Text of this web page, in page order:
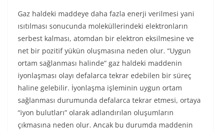
Gaz haldeki maddeye daha fazla enerji verilmesi yani
ısıtılması sonucunda moleküllerindeki elektronların
serbest kalması, atomdan bir elektron eksilmesine ve
net bir pozitif yükün oluşmasına neden olur. “Uygun
ortam sağlanması halinde” gaz haldeki maddenin
iyonlaşması olayı defalarca tekrar edebilen bir süreç
haline gelebilir. İyonlaşma işleminin uygun ortam
sağlanması durumunda defalarca tekrar etmesi, ortaya
“iyon bulutları” olarak adlandırılan oluşumların
çıkmasına neden olur. Ancak bu durumda maddenin